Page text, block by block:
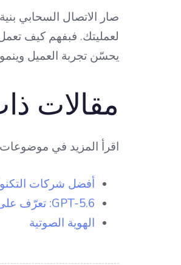
صار الاتصال السحابي
لعمليتك. فبفهم كيف
يحسّن تجربة العميل
مقالات
اقرأ المزيد في
أفضل شركات
GPT-5.6: تعرّف على Sol وTerra وLuna — عائلة نماذج OpenAI الجديدة
الهوية الصوتية